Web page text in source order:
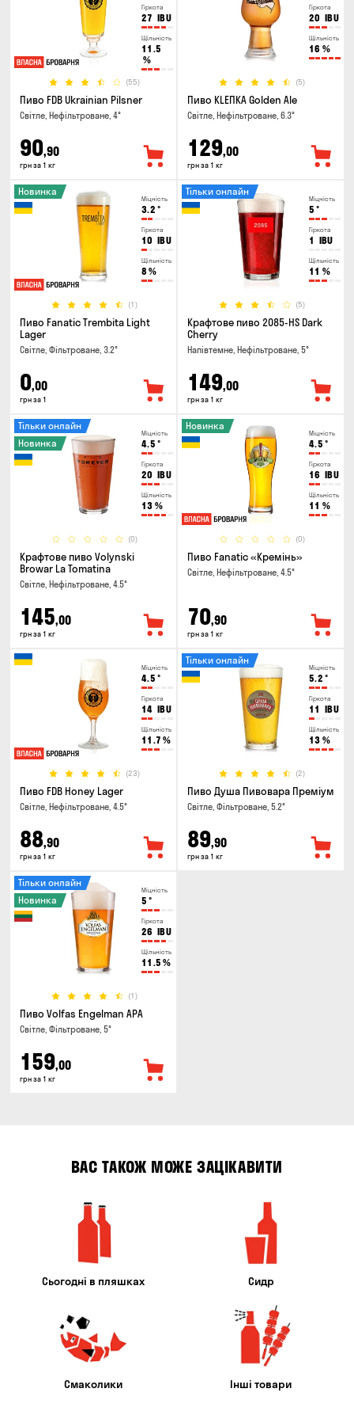
Гіркота
27 IBU
Щільність
11.5
%
(55)
Пиво FDB Ukrainian Pilsner
Світле, Нефільтроване, 4°
90,90
грн за 1 кг
Гіркота
20 IBU
Щільність
16 %
(5)
Пиво KLEПКА Golden Ale
Світле, Нефільтроване, 6.3°
129,00
грн за 1 кг
Міцність
3.2 °
Гіркота
10 IBU
Щільність
8 %
(1)
Новинка
Пиво Fanatic Trembita Light
Lager
Світле, Фільтроване, 3.2°
0,00
грн за 1
Міцність
5 °
Гіркота
1 IBU
Щільність
11 %
(5)
Тільки онлайн
Крафтове пиво 2085-HS Dark
Cherry
Напівтемне, Нефільтроване, 5°
149,00
грн за 1 кг
Міцність
4.5 °
Гіркота
20 IBU
Щільність
13 %
(0)
Тільки онлайн
Новинка
Крафтове пиво Volynski
Browar La Tomatina
Світле, Нефільтроване, 4.5°
145,00
грн за 1 кг
Міцність
4.5 °
Гіркота
16 IBU
Щільність
11 %
(0)
Новинка
Пиво Fanatic «Кремінь»
Світле, Нефільтроване, 4.5°
70,90
грн за 1 кг
Міцність
4.5 °
Гіркота
14 IBU
Щільність
11.7 %
(23)
Пиво FDB Honey Lager
Світле, Нефільтроване, 4.5°
88,90
грн за 1 кг
Міцність
5.2 °
Гіркота
11 IBU
Щільність
13 %
(2)
Тільки онлайн
Пиво Душа Пивовара Преміум
Світле, Фільтроване, 5.2°
89,90
грн за 1 кг
Міцність
5 °
Гіркота
26 IBU
Щільність
11.5 %
(1)
Тільки онлайн
Новинка
Пиво Volfas Engelman APA
Світле, Фільтроване, 5°
159,00
грн за 1 кг
ВАС ТАКОЖ МОЖЕ ЗАЦІКАВИТИ
Сьогодні в пляшках Сидр
Смаколики Інші товари